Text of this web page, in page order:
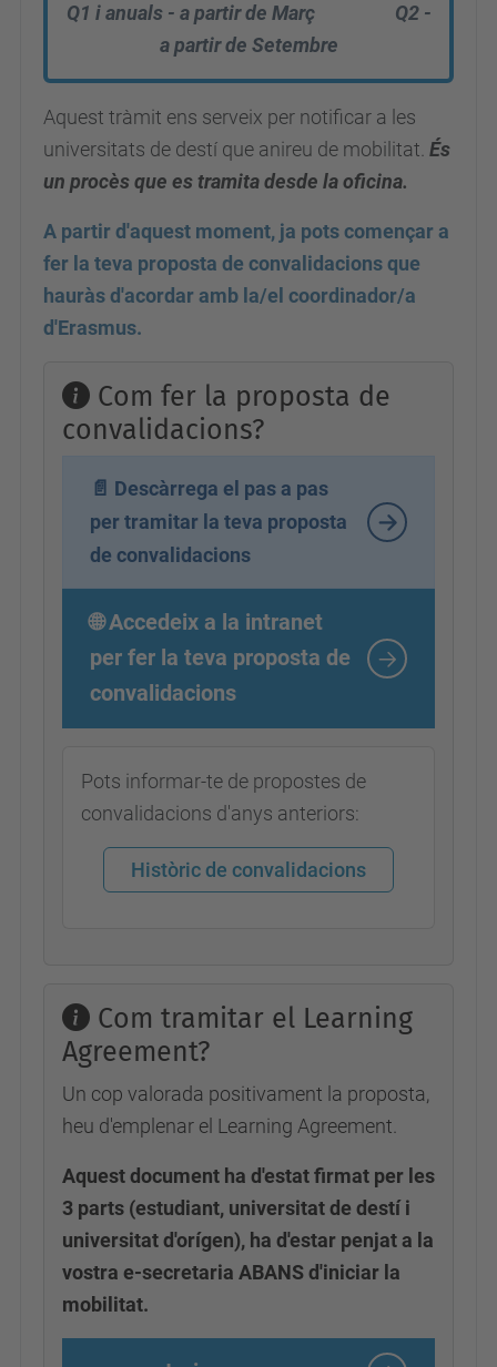
Q1 i anuals - a partir de Març Q2 -
a partir de Setembre
Aquest tràmit ens serveix per notificar a les
universitats de destí que anireu de mobilitat. És
un procès que es tramita desde la oficina.
A partir d'aquest moment, ja pots començar a
fer la teva proposta de convalidacions que
hauràs d'acordar amb la/el coordinador/a
d'Erasmus.
Com fer la proposta de
convalidacions?
📄 Descàrrega el pas a pas
per tramitar la teva proposta
de convalidacions
🌐 Accedeix a la intranet
per fer la teva proposta de
convalidacions
Pots informar-te de propostes de
convalidacions d'anys anteriors:
Històric de convalidacions
Com tramitar el Learning
Agreement?
Un cop valorada positivament la proposta,
heu d'emplenar el Learning Agreement.
Aquest document ha d'estat firmat per les
3 parts (estudiant, universitat de destí i
universitat d'orígen), ha d'estar penjat a la
vostra e-secretaria ABANS d'iniciar la
mobilitat.